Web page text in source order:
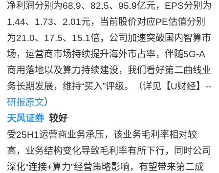
净利润分别为68.9、82.5、95.9亿元，EPS分别为
1.44、1.73、2.01元，当前股价对应PE估值分别
为21.0、17.5、15.1倍，公司加速突破国内智算市
场，运营商市场持续提升海外市占率，伴随5G-A
商用落地以及算力持续建设，我们看好第二曲线业
务长期发展，维持“买入”评级。（详见【U财经】--
研报原文）
天风证券较好
受25H1运营商业务承压，该业务毛利率相对较
高，业务结构变化导致毛利率有所下行，同时公司
深化“连接+算力”经营策略影响，有望带来第二成